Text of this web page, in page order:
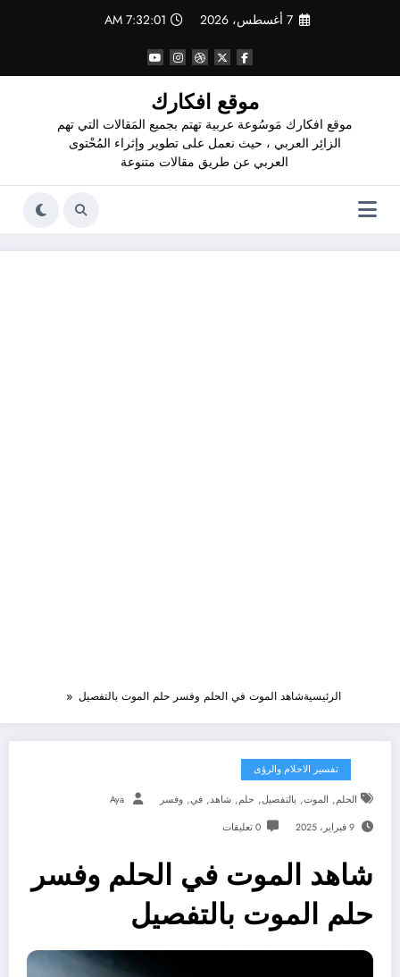
7 أغسطس، 2026 7:32:02 AM
موقع افكارك
موقع افكارك مَوسُوعة عربية تهتم بجميع المَقالات التي تهم
الزائِر العربي ، حيث نعمل على تطوير وإثراء المُحْتوى
العربي عن طريق مقالات متنوعة
الرئيسيةشاهد الموت في الحلم وفسر حلم الموت بالتفصيل
تفسير الاحلام والرؤى
الحلم, الموت, بالتفصيل, حلم, شاهد, في, وفسر Aya
9 فبراير، 2025 0 تعليقات
شاهد الموت في الحلم وفسر
حلم الموت بالتفصيل